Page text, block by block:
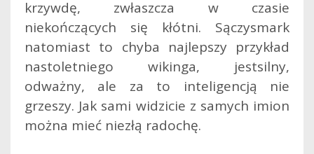
krzywdę, zwłaszcza w czasie
niekończących się kłótni. Sączysmark
natomiast to chyba najlepszy przykład
nastoletniego wikinga, jestsilny,
odważny, ale za to inteligencją nie
grzeszy. Jak sami widzicie z samych imion
można mieć niezłą radochę.